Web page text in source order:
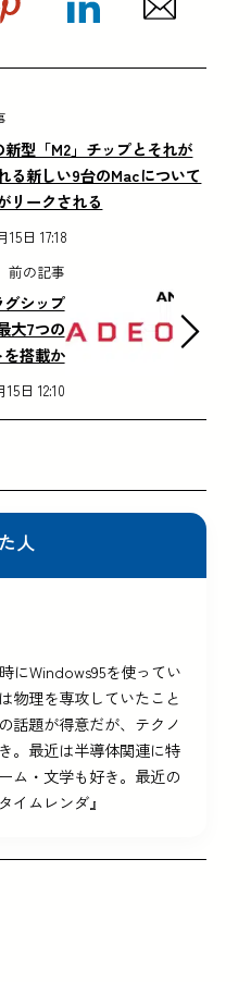
型「M2」チップとそれが
る新しい9台のMacについて
リークされる
15日 17:18
前の記事
シップ
大7つの
搭載か
15日 12:10
人
にWindows95を使ってい
物理を専攻していたこと
話題が得意だが、テクノ
。最近は半導体関連に特
ム・文学も好き。最近の
イムレンダ』